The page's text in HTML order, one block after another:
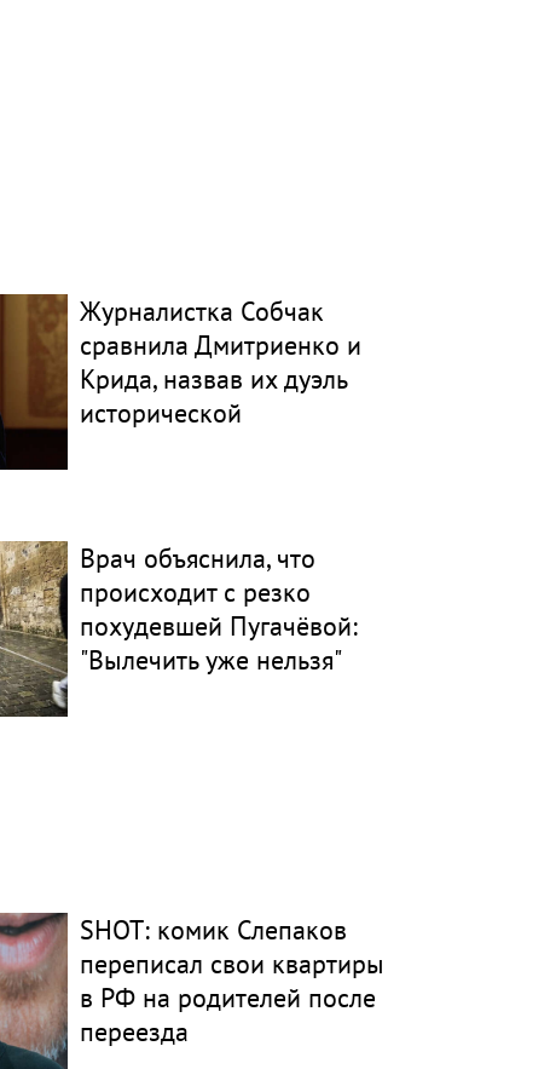
Журналистка Собчак
сравнила Дмитриенко и
Крида, назвав их дуэль
исторической
Врач объяснила, что
происходит с резко
похудевшей Пугачёвой:
"Вылечить уже нельзя"
SHOT: комик Слепаков
переписал свои квартиры
в РФ на родителей после
переезда